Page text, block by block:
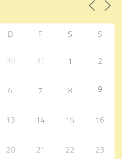
D F S S
30 31 1 2
6 7 8 9
13 14 15 16
20 21 22 23